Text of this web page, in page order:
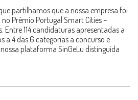
partilhamos que a nossa empresa foi
Prémio Portugal Smart Cities –
Entre 114 candidaturas apresentadas a
a 4 das 6 categorias a concurso e
plataforma SinGeLu distinguida